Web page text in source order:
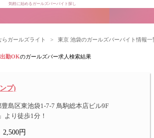
気軽に始めるガールズバーバイト探し
ガールズライト > 東京 池袋のガールズバーバイト情報一
勤OKのガールズバー求人検索結果
プ)
島区東池袋1-7-7 鳥駒総本店ビル9F
り徒歩1分！
2,500円